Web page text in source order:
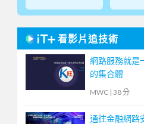
看影片追技術
網路服務就是
的集合體
MWC | 38 分
通往金融網路